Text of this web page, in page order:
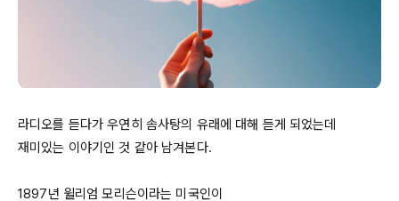
라디오를 듣다가 우연히 솜사탕의 유래에 대해 듣게 되었는데
재미있는 이야기인 것 같아 남겨본다.
1897년 윌리엄 모리슨이라는 미국인이